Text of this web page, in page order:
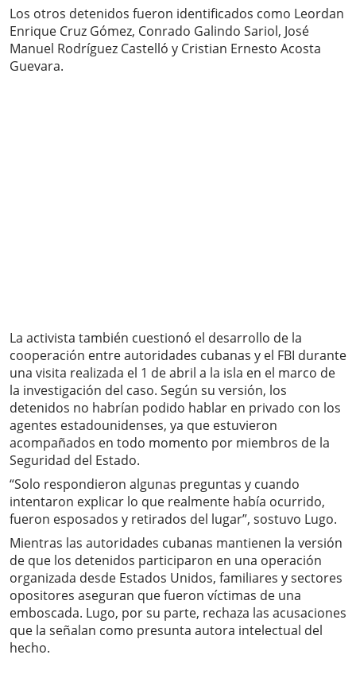
Los otros detenidos fueron identificados como Leordan
Enrique Cruz Gómez, Conrado Galindo Sariol, José
Manuel Rodríguez Castelló y Cristian Ernesto Acosta
Guevara.
La activista también cuestionó el desarrollo de la
cooperación entre autoridades cubanas y el FBI durante
una visita realizada el 1 de abril a la isla en el marco de
la investigación del caso. Según su versión, los
detenidos no habrían podido hablar en privado con los
agentes estadounidenses, ya que estuvieron
acompañados en todo momento por miembros de la
Seguridad del Estado.
“Solo respondieron algunas preguntas y cuando
intentaron explicar lo que realmente había ocurrido,
fueron esposados y retirados del lugar”, sostuvo Lugo.
Mientras las autoridades cubanas mantienen la versión
de que los detenidos participaron en una operación
organizada desde Estados Unidos, familiares y sectores
opositores aseguran que fueron víctimas de una
emboscada. Lugo, por su parte, rechaza las acusaciones
que la señalan como presunta autora intelectual del
hecho.